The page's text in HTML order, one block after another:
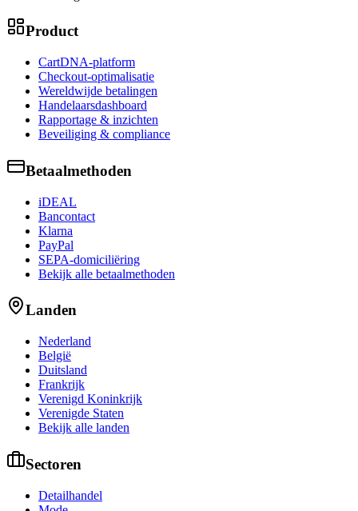
Product
CartDNA-platform
Checkout-optimalisatie
Wereldwijde betalingen
Handelaarsdashboard
Rapportage & inzichten
Beveiliging & compliance
Betaalmethoden
iDEAL
Bancontact
Klarna
PayPal
SEPA-domiciliëring
Bekijk alle betaalmethoden
Landen
Nederland
België
Duitsland
Frankrijk
Verenigd Koninkrijk
Verenigde Staten
Bekijk alle landen
Sectoren
Detailhandel